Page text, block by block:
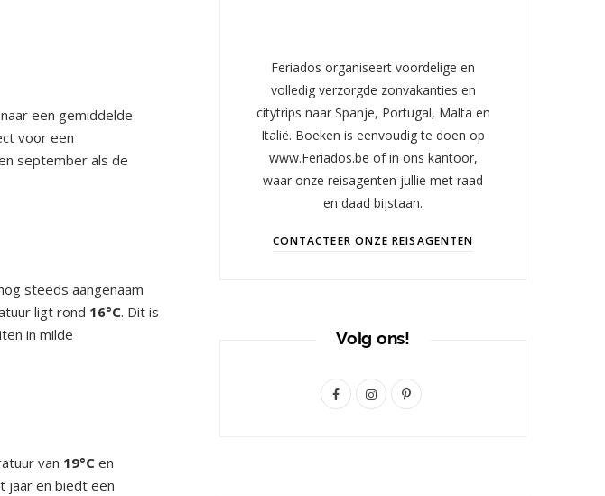
een gemiddelde
voor een
september als de
steeds aangenaam
ligt rond 16°C. Dit is
in milde
van 19°C en
jaar en biedt een
Feriados organiseert voordelige en
volledig verzorgde zonvakanties en
citytrips naar Spanje, Portugal, Malta en
Italië. Boeken is eenvoudig te doen op
www.Feriados.be of in ons kantoor,
waar onze reisagenten jullie met raad
en daad bijstaan.
CONTACTEER ONZE REISAGENTEN
Volg ons!
F
I
P